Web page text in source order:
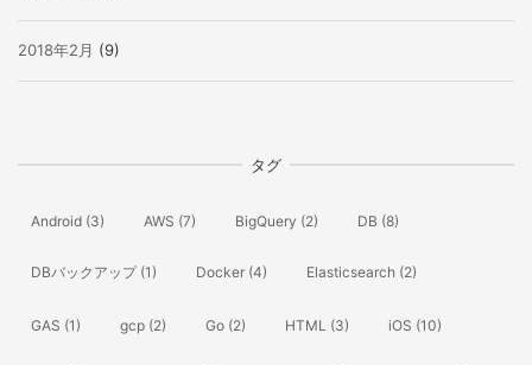
2018年2月 (9)
タグ
Android (3) AWS (7) BigQuery (2) DB (8)
DBバックアップ(1) Docker (4) Elasticsearch (2)
GAS (1) gcp (2) Go (2) HTML (3) iOS (10)